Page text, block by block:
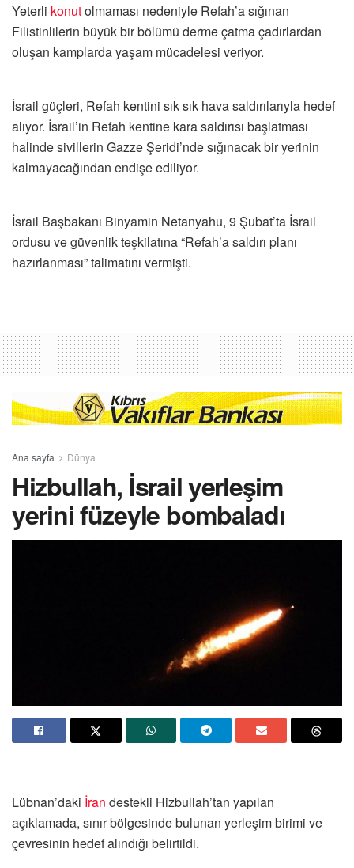
Yeterli konutolmaması nedeniyle Refah’a sığınan
Filistinlilerin büyük bir bölümü derme çatma çadırlardan
oluşan kamplarda yaşam mücadelesi veriyor.
İsrail güçleri, Refah kentini sık sık hava saldırılarıyla hedef
alıyor. İsrail’in Refah kentine kara saldırısı başlatması
halinde sivillerin Gazze Şeridi’nde sığınacak bir yerinin
kalmayacağından endişe ediliyor.
İsrail Başbakanı Binyamin Netanyahu, 9 Şubat’ta İsrail
ordusu ve güvenlik teşkilatına “Refah’a saldırı planı
hazırlanması” talimatını vermişti.
Ana sayfa Dünya
Hizbullah, İsrail yerleşim
yerini füzeyle bombaladı
Lübnan’daki İran destekli Hizbullah’tan yapılan
açıklamada, sınır bölgesinde bulunan yerleşim birimi ve
çevresinin hedef alındığı belirtildi.